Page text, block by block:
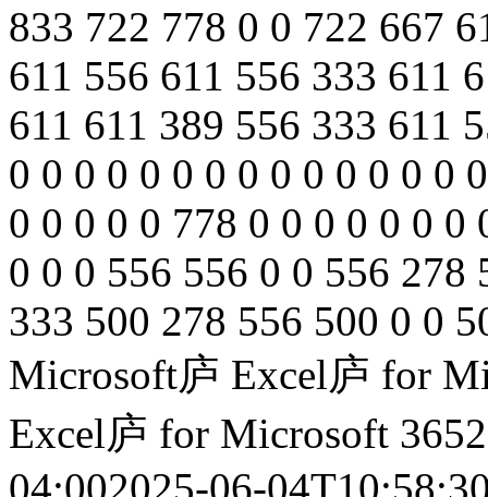
833 722 778 0 0 722 667
611 556 611 556 333 611
611 611 389 556 333 611
0 0 0 0 0 0 0 0 0 0 0 0 0 0
0 0 0 0 0 778 0 0 0 0 0 0 0
0 0 0 556 556 0 0 556 278
333 500 278 556 500 0 0
Microsoft庐 Excel庐 for
Excel庐 for Microsoft 365